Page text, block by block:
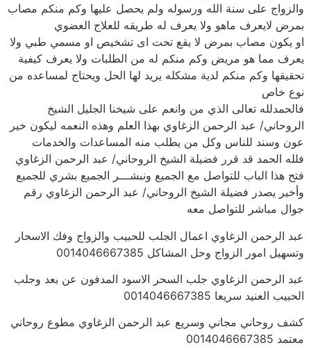
والزواج على سنة الله ورسوله ولم يحصل عليها وكم منكم مصاب
بمرض لايعرف ماهو ولا يعرف له طريقه للعلاج العضوي
او يكون مصاب بمرض لا يقع تحت اى تشخيص او مسمي طبي ولا
يعرف مما هو مريض وكم منكم له من الطلبات ولا يعرف كيفية
تحقيقها وكم منكم لدية مشكله يريد لها الحل ويحتاج لمساعده من
نوع خاص
فالحمدلله تعالى الذي من وانعم على شيخنا الجليل الشيخ
الروحاني/ عبد الرحمن الزغاوي بهذا العلم وهذه النعمه ليكون خير
عون وسند للناس وكل من يطلب منه المساعدات والخدمات
فلله الحمد قد قرر فضيلة الشيخ الروحاني/ عبد الرحمن الزغاوي
فتح هذا الباب للتواصل مع الجميع ونبشـــر الجميع بشري للجميع
وأخير يصدر فضيلة الشيخ الروحاني/ عبد الرحمن الزغاوي رقم
جوال مباشر للتواصل معه
عبد الرحمن الزغاوي اعمال الجلب للحبيب والزواج وفك الاسحار
وتسهيل امور الزواج وحل المشاكل 0014046667385
عبد الرحمن الزغاوي جلب السحر الاسود المدفون عن بعد وجلب
الحبيب العنيد سريعا 0014046667385
كشف روحاني مجاني وسريع عبد الرحمن الزغاوي مطوع روحاني
معتمد 0014046667385